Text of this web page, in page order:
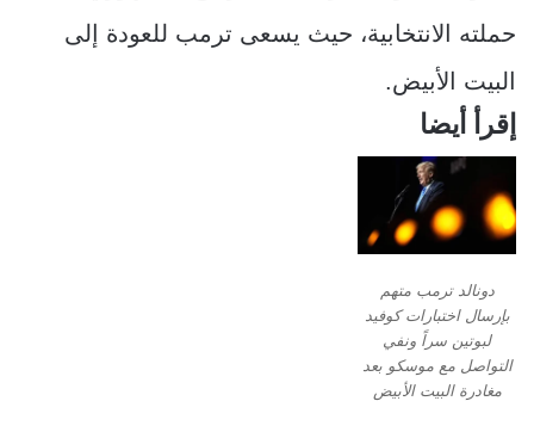
حملته الانتخابية، حيث يسعى ترمب للعودة إلى
البيت الأبيض.
إقرأ أيضا
دونالد ترمب متهم
بإرسال اختبارات كوفيد
لبوتين سراً ونفي
التواصل مع موسكو بعد
مغادرة البيت الأبيض